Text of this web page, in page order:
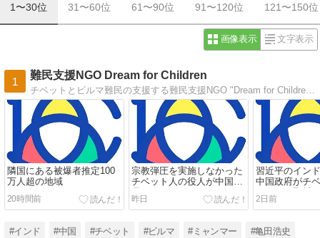
1〜30位 31〜60位 61〜90位 91〜120位 121〜150位
画像表示 文字表示
1
難民支援NGO Dream for Children
チベットとビルマ難民の支援する難民支援NGO "Dream for Children"代表のブログです。日本の拠点は大阪。
隣国にある被爆者推定100
万人超の地域
20時間前
宗教弾圧を実施しなかった
チベット人の役人が中国当
局に解任される
昨日
習近平のイン
中国政府がチ
ディアの取材
インド政府に
2日前
#インド #中国 #チベット #ビルマ #ミャンマー #亀田浩史